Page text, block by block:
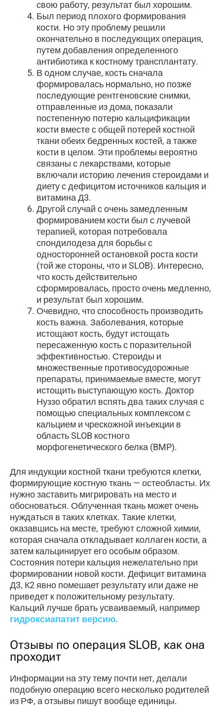
свою работу, результат был хорошим.
Был период плохого формирования
кости. Но эту проблему решили
окончательно в последующих операция,
путем добавления определенного
антибиотика к костному трансплантату.
В одном случае, кость сначала
формировалась нормально, но позже
последующие рентгеновские снимки,
отправленные из дома, показали
постепенную потерю кальцификации
кости вместе с общей потерей костной
ткани обеих бедренных костей, а также
кости в целом. Эти проблемы вероятно
связаны с лекарствами, которые
включали историю лечения стероидами и
диету с дефицитом источников кальция и
витамина Д3.
Другой случай с очень замедленным
формированием кости был с лучевой
терапией, которая потребовала
спондилодеза для борьбы с
односторонней остановкой роста кости
(той же стороны, что и SLOB). Интересно,
что кость действительно
сформировалась, просто очень медленно,
и результат был хорошим.
Очевидно, что способность производить
кость важна. Заболевания, которые
истощают кость, будут истощать
пересаженную кость с поразительной
эффективностью. Стероиды и
множественные противосудорожные
препараты, принимаемые вместе, могут
истощить выступающую кость. Доктор
Нуззо обратил вспять два таких случая с
помощью специальных комплексом с
кальцием и чрескожной инъекции в
область SLOB костного
морфогенетического белка (BMP).
Для индукции костной ткани требуются клетки,
формирующие костную ткань — остеобласты. Их
нужно заставить мигрировать на место и
обосноваться. Облученная ткань может очень
нуждаться в таких клетках. Такие клетки,
оказавшись на месте, требуют сложной химии,
которая сначала откладывает коллаген кости, а
затем кальцинирует его особым образом.
Состояния потери кальция нежелательно при
формировании новой кости. Дефицит витамина
Д3, К2 явно помешает результату или даже не
приведет к положительному результату.
Кальций лучше брать усваиваемый, например
гидроксиапатит версию.
Отзывы по операция SLOB, как она
проходит
Информации на эту тему почти нет, делали
подобную операцию всего несколько родителей
из РФ, а отзывы пишут вообще единицы.